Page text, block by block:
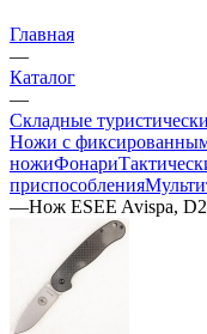
Главная
—
Каталог
—
Складные
Ножи с
ножиФонари
приспособления
—Нож ESEE Avispa,